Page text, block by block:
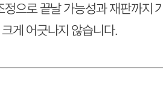
으로 끝날 가능성과 재판까지
게 어긋나지 않습니다.